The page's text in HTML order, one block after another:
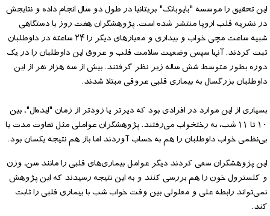
این تحقیق را موسسه "بایوبانک" بریتانیا در طول دو سال انجام داده و نتایجش
در نشریه قلب اروپا منتشر شده است. پژوهشگران هفت روز با دستگاهی
شبیه ساعت مچی خواب و بیداری و معیارهای دیگر را ۲۴ ساعته در داوطلبان
ثبت کردند. آنها سپس وضعیت سلامت قلب و عروق این داوطلبان را در یک
دوره بطور متوسط شش ساله زیر نظر گرفتند. بیش از سه هزار نفر از این
داوطلبان بزرگسال به بیماری قلبی عروقی مبتلا شدند.
بسیاری از این موارد در افرادی بود که دیرتر یا زودتر از زمان "ایده‌ال"، بین
۱۰ تا ۱۱ شب، به رختخواب می‌رفتند. پژوهشگران عواملی مثل تفاوت مدت یا
بی‌نظمی خواب داوطلبان را هم به حساب آوردند اما باز هم نتیجه یکسان بود.
این پژوهشگران سعی کردند دیگر عوامل بیماری‌های قلبی را مانند سن، وزن
و کلسترول خون را هم بررسی کنند و به این نتیجه رسیدند که این پژوهش
نمی‌تواند رابطه علی و معلولی بین وقت خواب شب با بیماری قلبی را ثابت
کند.